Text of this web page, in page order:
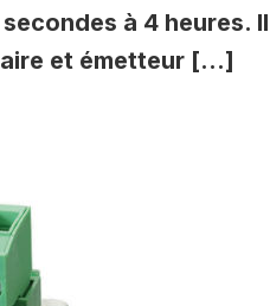
à 4 heures.
et émetteur […]